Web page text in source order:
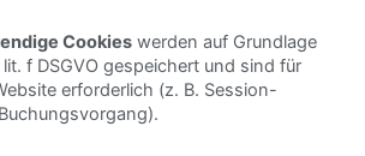
Cookies werden auf Grundlage
f DSGVO gespeichert und sind für
erforderlich (z. B. Session-